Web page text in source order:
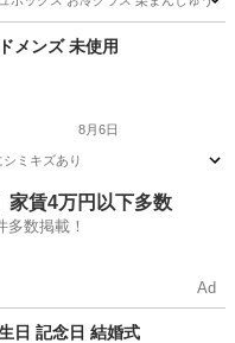
ちい
ブランドメンズ 未使用
8月6日
ミキズあり
キズ
家賃4万円以下多数
多数掲載！
Ad
日 記念日 結婚式